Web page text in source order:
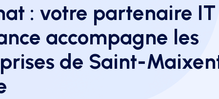
: votre partenaire
accompagne les
de Saint-